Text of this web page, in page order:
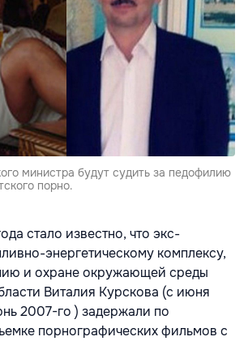
министра будут судить за педофилию
порно.
стало известно, что экс-
энергетическому комплексу,
и охране окружающей среды
Виталия Курскова (с июня
2007-го ) задержали по
порнографических фильмов с